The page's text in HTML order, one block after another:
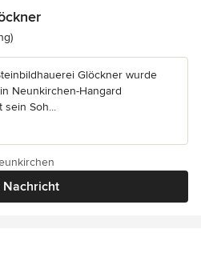
1 von 5 Sternen
Glöckner wurde
Neunkirchen-Hangard
sein Soh...
Nachricht